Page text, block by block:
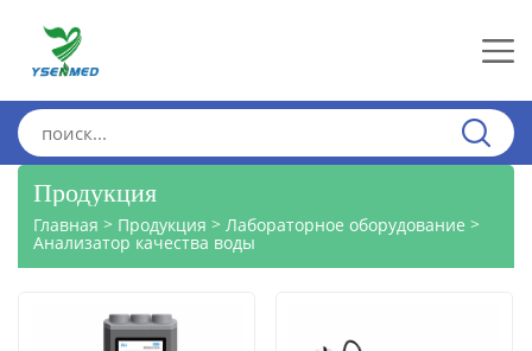
Продукция
Главная > Продукция > Лабораторное оборудование >
Анализатор качества воды